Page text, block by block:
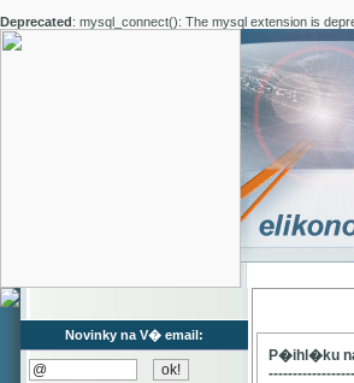
Deprecated: mysql_connect(): The mysql extension is
Novinky na V� email:
P�ihl�ku